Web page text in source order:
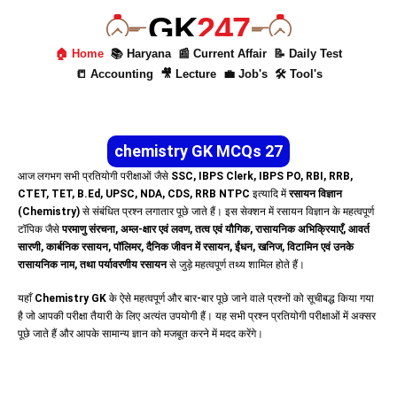
GK247
🏠 Home 📚 Haryana 📰 Current Affair
📝 Daily Test
📒 Accounting
🎥 Lecture 💼 Job's 🛠 Tool's
chemistry GK MCQs 27
आज लगभग सभी प्रतियोगी परीक्षाओं जैसे SSC, IBPS Clerk, IBPS PO, RBI, RRB,
CTET, TET, B.Ed, UPSC, NDA, CDS, RRB NTPC इत्यादि मेंरसायन विज्ञान
(Chemistry) से संबंधित प्रश्न लगातार पूछे जाते हैं। इस सेक्शन में रसायन विज्ञान के महत्वपूर्ण
टॉपिक जैसेपरमाणु संरचना, अम्ल-क्षार एवं लवण, तत्व एवं यौगिक, रासायनिक अभिक्रियाएँ, आवर्त
सारणी, कार्बनिक रसायन, पॉलिमर, दैनिक जीवन में रसायन, ईंधन, खनिज, विटामिन एवं उनके
रासायनिक नाम, तथा पर्यावरणीय रसायनसे जुड़े महत्वपूर्ण तथ्य शामिल होते हैं।
यहाँ Chemistry GK के ऐसे महत्वपूर्ण और बार-बार पूछे जाने वाले प्रश्नों को सूचीबद्ध किया गया
है जो आपकी परीक्षा तैयारी के लिए अत्यंत उपयोगी हैं। यह सभी प्रश्न प्रतियोगी परीक्षाओं में अक्सर
पूछे जाते हैं और आपके सामान्य ज्ञान को मजबूत करने में मदद करेंगे।